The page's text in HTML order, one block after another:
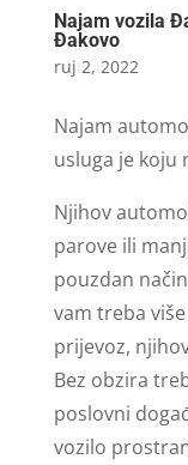
Najam vozila
Đakovo
ruj 2, 2022
Najam
usluga je koju
Njihov
parove ili
pouzdan
vam treba
prijevoz,
Bez obzira
poslovni
vozilo